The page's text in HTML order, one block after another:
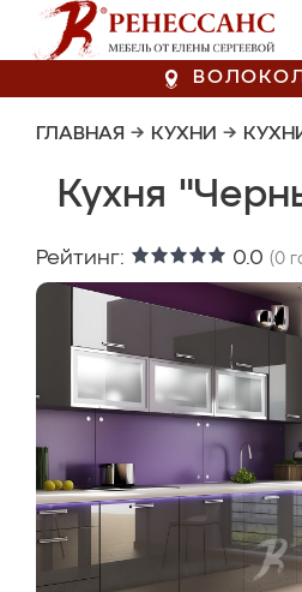
ГЛАВНАЯ → КУХНИ →
Кухня
Рейтинг: 0.0 (0